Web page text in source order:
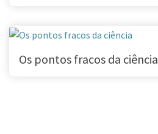
Os pontos fracos da ciência